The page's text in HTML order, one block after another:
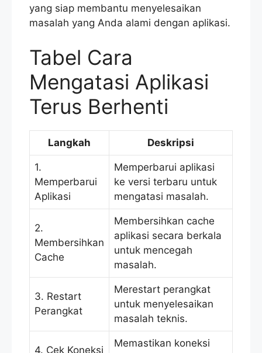
yang siap membantu menyelesaikan
masalah yang Anda alami dengan aplikasi.
Tabel Cara
Mengatasi Aplikasi
Terus Berhenti
Langkah Deskripsi
1.
Memperbarui
Aplikasi
Memperbarui aplikasi
ke versi terbaru untuk
mengatasi masalah.
2.
Membersihkan
Cache
Membersihkan cache
aplikasi secara berkala
untuk mencegah
masalah.
3. Restart
Perangkat
Merestart perangkat
untuk menyelesaikan
masalah teknis.
4. Cek Koneksi
Memastikan koneksi